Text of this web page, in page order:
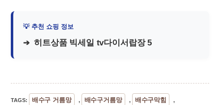
히트상품 빅세일 tv다이서랍장 5
TAGS: 배수구 거름망 , 배수구거름망 , 배수구막힘 ,